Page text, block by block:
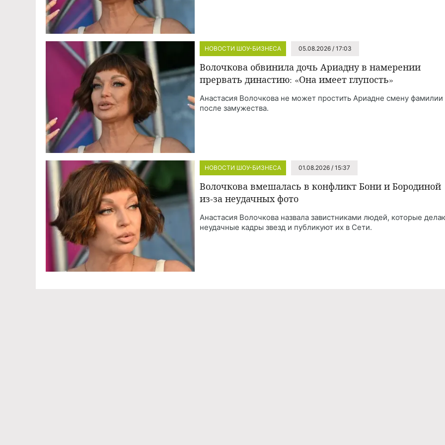
НОВОСТИ ШОУ-БИЗНЕСА 05.08.2026 / 17:03
Волочкова обвинила дочь Ариадну в намерении
прервать династию: «Она имеет глупость»
Анастасия Волочкова не может простить Ариадне смену фамилии
после замужества.
НОВОСТИ ШОУ-БИЗНЕСА 01.08.2026 / 15:37
Волочкова вмешалась в конфликт Бони и Бородиной
из-за неудачных фото
Анастасия Волочкова назвала завистниками людей, которые
неудачные кадры звезд и публикуют их в Сети.